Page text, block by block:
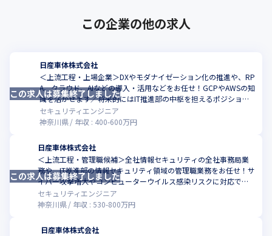
この企業の他の求人
日産車体株式会社
＜上流工程・上場企業＞DXやモダナイゼーション化の推進や、RP
A、クラウド、AIなどの導入・活用などをお任せ！GCPやAWSの知
識を活かせます／将来的にはIT推進部の中枢を担えるポジション
です
セキュリティエンジニア
神奈川県
年収 : 400-600万円
この求人は募集終了しました
日産車体株式会社
＜上流工程・管理職候補＞全社情報セキュリティの全社事務局業
務や、IT推進部の情報セキュリティ領域の管理職業務をお任せ！サ
イバー攻撃増大やコンピューターウイルス感染リスクに対応でき
る環境をつくりませんか
セキュリティエンジニア
神奈川県
年収 : 530-800万円
この求人は募集終了しました
日産車体株式会社